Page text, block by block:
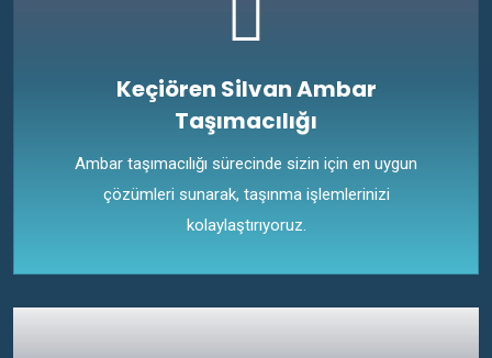
Keçiören Silvan Ambar
Taşımacılığı
Ambar taşımacılığı sürecinde sizin için en uygun
çözümleri sunarak, taşınma işlemlerinizi
kolaylaştırıyoruz.